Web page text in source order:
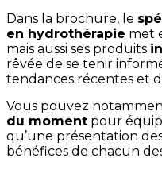
Dans la brochure, le
en hydrothérapie met
mais aussi ses produits
rêvée de se tenir
tendances récentes et
Vous pouvez
du moment pour
qu’une présentation
bénéfices de chacun